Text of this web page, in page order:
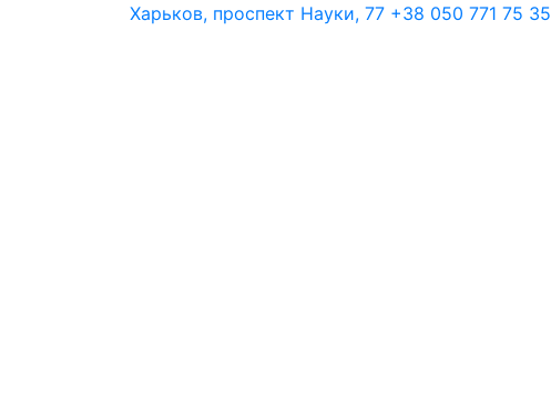
Харьков, проспект Науки, 77 +38 050 771 75 35